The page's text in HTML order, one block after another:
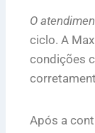
O
ciclo. A
condições
Após a